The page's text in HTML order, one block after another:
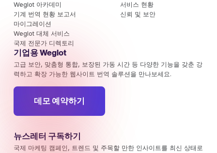
Weglot 아카데미
기계 번역 현황 보고서
마이그레이션
Weglot 대체 서비스
국제 전문가 디렉토리
서비스 현황
신뢰 및 보안
기업용 Weglot
고급 보안, 맞춤형 통합, 보장된 가동 시간 등 다양한 기능을 갖춘 강
력하고 확장 가능한 웹사이트 번역 솔루션을 만나보세요.
데모 예약하기
뉴스레터 구독하기
국제 마케팅 캠페인, 트렌드 및 주목할 만한 인사이트를 최신 상태로